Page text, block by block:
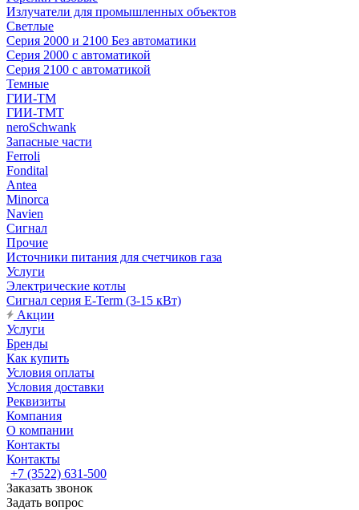
Излучатели для промышленных объектов
Светлые
Серия 2000 и 2100 Без автоматики
Серия 2000 с автоматикой
Серия 2100 с автоматикой
Темные
ГИИ-ТМ
ГИИ-ТМТ
neroSchwank
Запасные части
Ferroli
Fondital
Antea
Minorca
Navien
Сигнал
Прочие
Источники питания для счетчиков газа
Услуги
Электрические котлы
Сигнал серия E-Term (3-15 кВт)
Акции
Услуги
Бренды
Как купить
Условия оплаты
Условия доставки
Реквизиты
Компания
О компании
Контакты
Контакты
+7 (3522) 631-500
Заказать звонок
Задать вопрос